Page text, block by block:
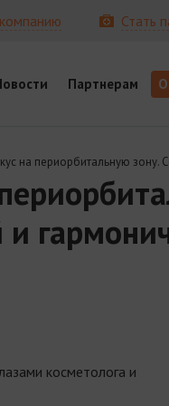
Стать
Партнерам
на периорбитальную зону.
и
косметолога и